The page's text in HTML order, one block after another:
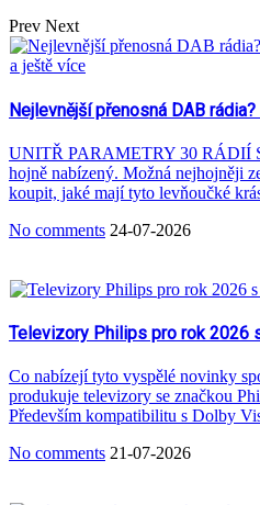
Prev Next
Nejlevnější přenosná DAB
UNITŘ PARAMETRY 30 RÁDIÍ
hojně nabízený. Možná nejhojněji
koupit, jaké mají tyto levňoučké
No comments 24-07-2026
Televizory Philips pro rok 2026
Co nabízejí tyto vyspělé novinky
produkuje televizory se značkou
Především kompatibilitu s Dolby
No comments 21-07-2026